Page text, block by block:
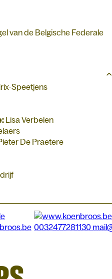
van de Belgische Federale
Speetjens
Lisa Verbelen
De Praetere